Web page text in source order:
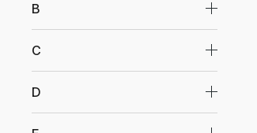
B
C
D